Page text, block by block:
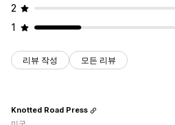
2
1
리뷰 작성 모든 리뷰
Knotted Road Press